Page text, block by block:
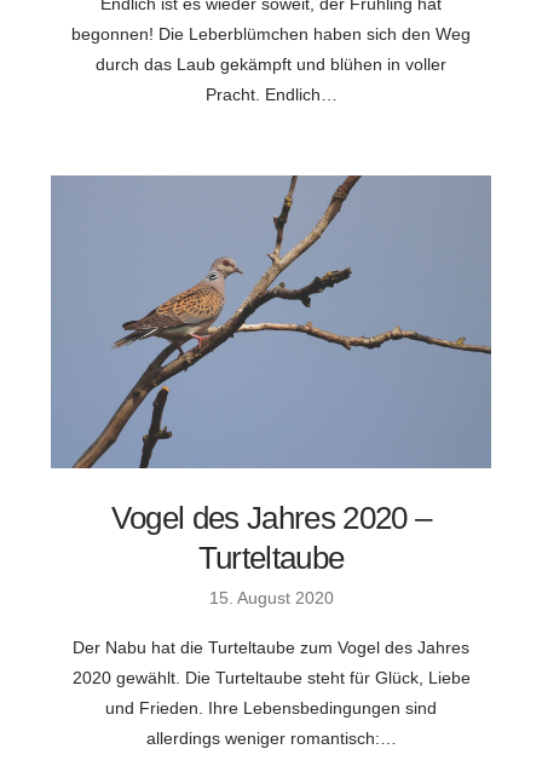
begonnen! Die Leberblümchen haben sich den Weg
durch das Laub gekämpft und blühen in voller
Pracht. Endlich…
Vogel des Jahres 2020 –
Turteltaube
15. August 2020
Der Nabu hat die Turteltaube zum Vogel des Jahres
2020 gewählt. Die Turteltaube steht für Glück, Liebe
und Frieden. Ihre Lebensbedingungen sind
allerdings weniger romantisch:…